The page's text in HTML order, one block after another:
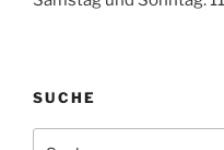
SUCHE